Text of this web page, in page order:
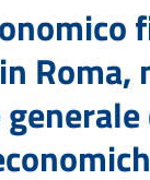
Roma,